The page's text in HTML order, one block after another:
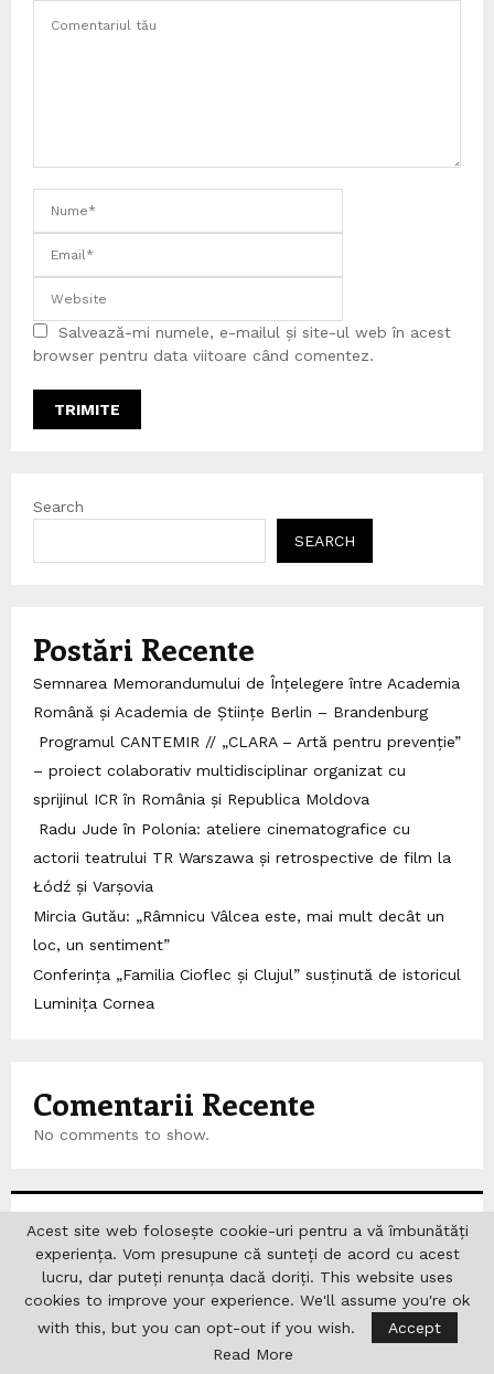
Salvează-mi numele, e-mailul și site-ul web în acest
browser pentru data viitoare când comentez.
Search
SEARCH
Postări Recente
Semnarea Memorandumului de Înțelegere între Academia
Română și Academia de Științe Berlin – Brandenburg
Programul CANTEMIR // „CLARA – Artă pentru prevenție”
– proiect colaborativ multidisciplinar organizat cu
sprijinul ICR în România și Republica Moldova
Radu Jude în Polonia: ateliere cinematografice cu
actorii teatrului TR Warszawa și retrospective de film la
Łódź și Varșovia
Mircia Gutău: „Râmnicu Vâlcea este, mai mult decât un
loc, un sentiment”
Conferința „Familia Cioflec și Clujul” susținută de istoricul
Luminița Cornea
Comentarii Recente
No comments to show.
Căutare
S
e
a
S
Acest site web folosește cookie-uri pentru a vă îmbunătăți
experiența. Vom presupune că sunteți de acord cu acest
lucru, dar puteți renunța dacă doriți. This website uses
cookies to improve your experience. We'll assume you're ok
with this, but you can opt-out if you wish.
Accept
Read More